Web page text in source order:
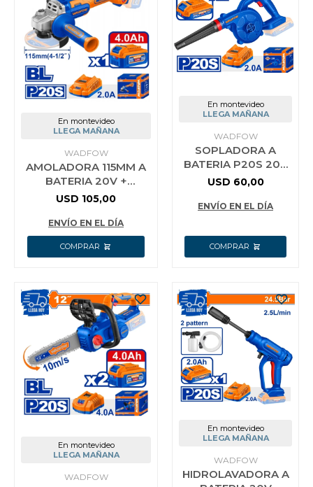
En montevideo
LLEGA MAÑANA
WADFOW
AMOLADORA 115MM A
BATERIA 20V +
BATERIA 4.0AH +
WLAP5421
USD 105,00
ENVÍO EN EL DÍA
En montevideo
LLEGA MAÑANA
WADFOW
SOPLADORA A
BATERIA P20S 20V
2.7M³/MIN C/BAT
WADFOW WBLP5521
USD 60,00
ENVÍO EN EL DÍA
En montevideo
LLEGA MAÑANA
WADFOW
En montevideo
LLEGA MAÑANA
WADFOW
HIDROLAVADORA A